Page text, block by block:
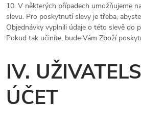
10. V některých případech umožňujeme
slevu. Pro poskytnutí slevy je třeba,
Objednávky vyplnili údaje o této slevě do
Pokud tak učiníte, bude Vám Zboží
IV.
ÚČET